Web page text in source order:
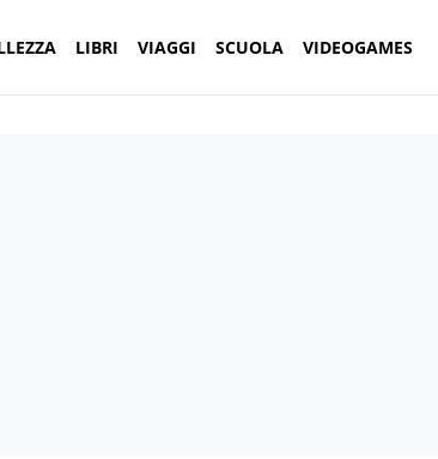
LIBRI VIAGGI SCUOLA VIDEOGAMES